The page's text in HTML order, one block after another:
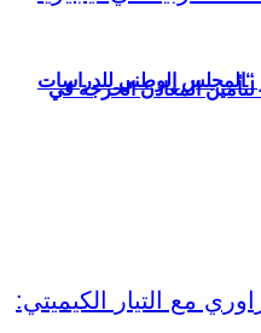
المعادن الحرجة في
“المجلس الوطني للدراسات